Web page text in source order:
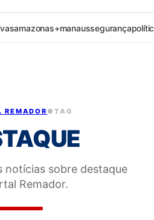
amazonas+manaussegurança
REMADOR ● TAG
notícias sobre destaque
Remador.